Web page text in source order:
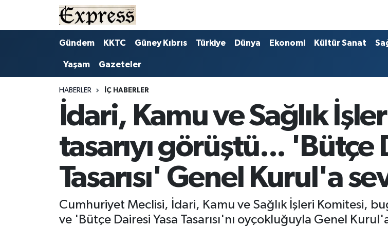
Gündem KKTC Güney Kıbrıs Türkiye Dünya Ekonomi Kültür Sanat
Yaşam Gazeteler
HABERLER İÇ HABERLER
İdari, Kamu ve Sağlık
tasarıyı görüştü... 'Bütçe
Tasarısı' Genel Kurul'a
Cumhuriyet Meclisi, İdari, Kamu ve Sağlık İşleri Komitesi,
ve 'Bütçe Dairesi Yasa Tasarısı'nı oyçokluğuyla Genel
ALAYKÖY
ALSANCAK
ÇATALKÖY
ENGLISH
Hava Durumu
Trafik Durumu
Süper Lig Puan Durumu ve Fikstür
Tüm Manşetler
Son Dakika Haberleri
Haber Arşivi